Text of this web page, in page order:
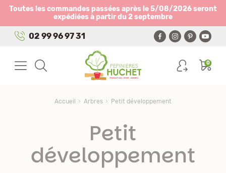
Toutes les commandes passées après le 5/08/2026 seront
expédiées à partir du 2 septembre
02 99 96 97 31
0
Accueil Arbres Petit développement
Petit
développement
Panneau de gestion des cookies